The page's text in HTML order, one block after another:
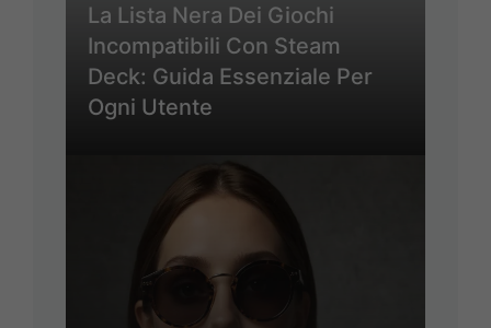
La Lista Nera Dei Giochi
Incompatibili Con Steam
Deck: Guida Essenziale Per
Ogni Utente